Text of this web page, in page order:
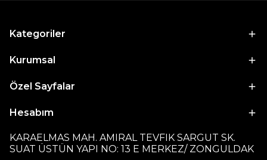
Kategoriler
Kurumsal
Özel Sayfalar
Hesabım
KARAELMAS MAH. AMIRAL TEVFIK SARGUT SK.
SUAT ÜSTÜN YAPI NO: 13 E MERKEZ/ ZONGULDAK